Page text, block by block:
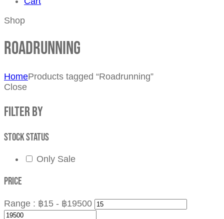
Shop
Roadrunning
HomeProducts tagged “Roadrunning”
Close
Filter by
Stock status
Only Sale
Price
Range : ฿15 - ฿19500